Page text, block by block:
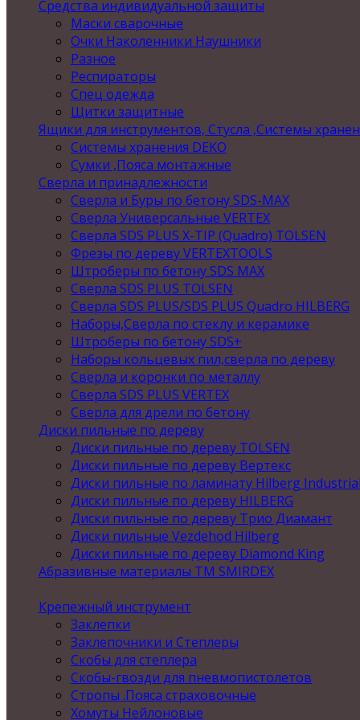
Средства индивидуальной защиты
Маски сварочные
Очки Наколенники Наушники
Разное
Респираторы
Спец одежда
Щитки защитные
Ящики для инструментов, Стусла ,Системы
Системы хранения DEKO
Сумки ,Пояса монтажные
Сверла и принадлежности
Сверла и Буры по бетону SDS-MAX
Сверла Универсальные VERTEX
Сверла SDS PLUS X-TIP (Quadro) TOLSEN
Фрезы по дереву VERTEXTOOLS
Штроберы по бетону SDS MAX
Сверла SDS PLUS TOLSEN
Сверла SDS PLUS/SDS PLUS Quadro HILBERG
Наборы,Сверла по стеклу и керамике
Штроберы по бетону SDS+
Наборы кольцевых пил,сверла по дереву
Сверла и коронки по металлу
Сверла SDS PLUS VERTEX
Сверла для дрели по бетону
Диски пильные по дереву
Диски пильные по дереву TOLSEN
Диски пильные по дереву Вертекс
Диски пильные по ламинату Hilberg
Диски пильные по дереву HILBERG
Диски пильные по дереву Трио Диамант
Диски пильные Vezdehod Hilberg
Диски пильные по дереву Diamond King
Абразивные материалы ТМ SMIRDEX
Крепежный инструмент
Заклепки
Заклепочники и Степлеры
Скобы для степлера
Скобы-гвозди для пневмопистолетов
Стропы .Пояса страховочные
Хомуты Нейлоновые